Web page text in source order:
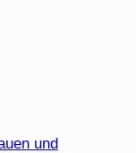
und